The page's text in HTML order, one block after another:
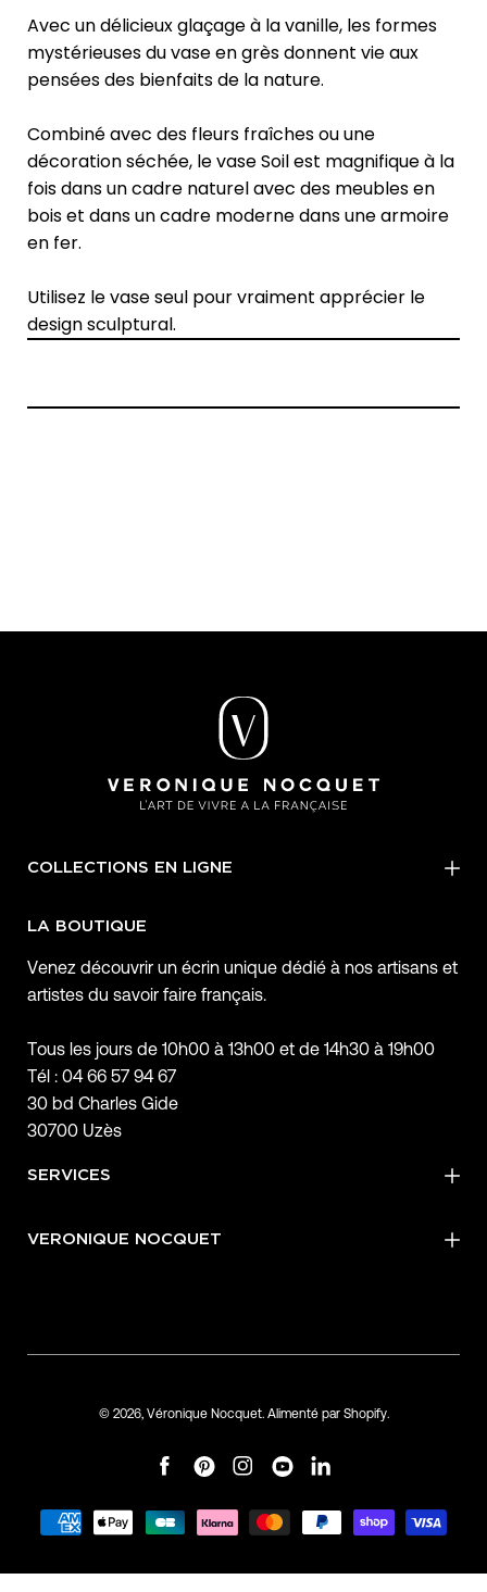
Avec un délicieux glaçage à la vanille, les formes
mystérieuses du vase en grès donnent vie aux
pensées des bienfaits de la nature.
Combiné avec des fleurs fraîches ou une
décoration séchée, le vase Soil est magnifique à la
fois dans un cadre naturel avec des meubles en
bois et dans un cadre moderne dans une armoire
en fer.
Utilisez le vase seul pour vraiment apprécier le
design sculptural.
COLLECTIONS EN LIGNE
LA BOUTIQUE
Venez découvrir un écrin unique dédié à nos artisans et
artistes du savoir faire français.
Tous les jours de 10h00 à 13h00 et de 14h30 à 19h00
Tél : 04 66 57 94 67
30 bd Charles Gide
30700 Uzès
SERVICES
VERONIQUE NOCQUET
© 2026, Véronique Nocquet. Alimenté par Shopify.